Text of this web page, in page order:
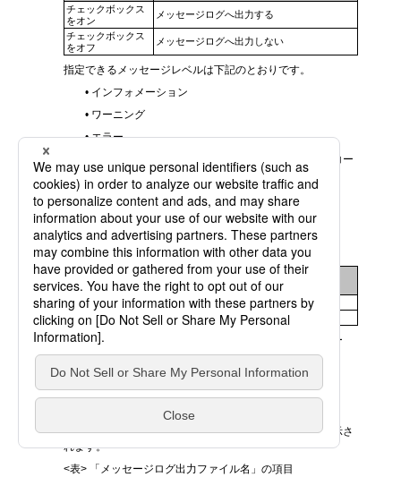
チェックボックス
をオン
メッセージログへ出力する
チェックボックス
をオフ
メッセージログへ出力しない
指定できるメッセージレベルは下記のとおりです。
• インフォメーション
• ワーニング
• エラー
メッセージレベルについては、クライアントの「エラーコー
ド・メッセージ」を参照してください。
(J2)メッセージログ出力バージョン
メッセージの出力フォーマットの設定
<表> 「メッセージログ出力バージョン」の設定値
画面上の
選択肢
説明
V8出力モード 旧フォーマットで出力する
84出力モード V8.4フォーマットで出力する
メッセージの出力フォーマットについては、「エラーコー
ド・メッセージ」を参照してください。
(J3)メッセージログ出力ファイル名
メッセージの出力先ファイル名の設定
下記の各項目に、システムごとの出力先ファイル名が表示さ
れます。
<表> 「メッセージログ出力ファイル名」の項目